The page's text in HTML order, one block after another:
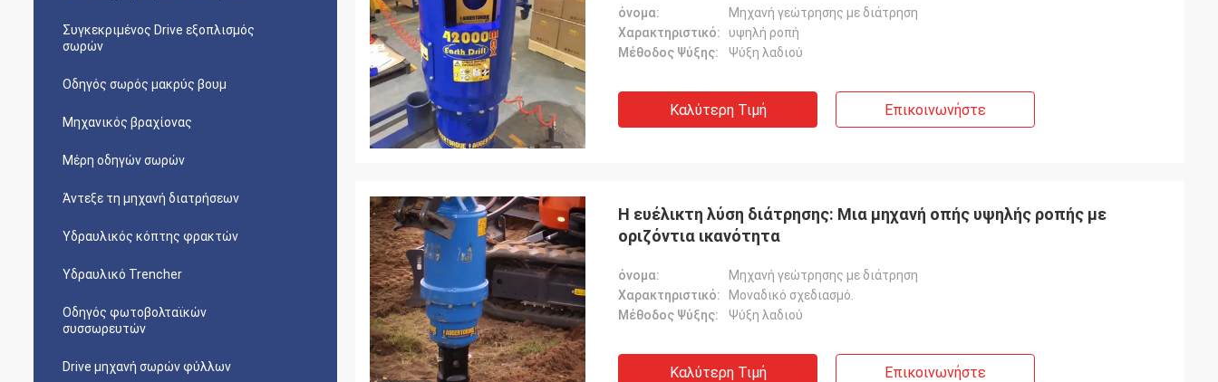
Συγκεκριμένος Drive εξοπλισμός
σωρών
Οδηγός σωρός μακρύς βουμ
Μηχανικός βραχίονας
Μέρη οδηγών σωρών
Άντεξε τη μηχανή διατρήσεων
Υδραυλικός κόπτης φρακτών
Υδραυλικό Trencher
Οδηγός φωτοβολταϊκών
συσσωρευτών
Drive μηχανή σωρών φύλλων
όνομα:
Μηχανή γεώτρησης με διάτρηση
Χαρακτηριστικό:
υψηλή ροπή
Μέθοδος Ψύξης:
Ψύξη λαδιού
Καλύτερη Τιμή Επικοινωνήστε
Η ευέλικτη λύση διάτρησης: Μια μηχανή οπής υψηλής ροπής με
οριζόντια ικανότητα
όνομα:
Μηχανή γεώτρησης με διάτρηση
Χαρακτηριστικό:
Μοναδικό σχεδιασμό.
Μέθοδος Ψύξης:
Ψύξη λαδιού
Καλύτερη Τιμή Επικοινωνήστε